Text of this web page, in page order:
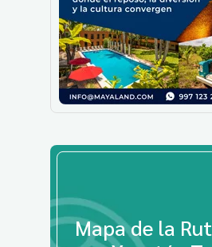
Mapa de la